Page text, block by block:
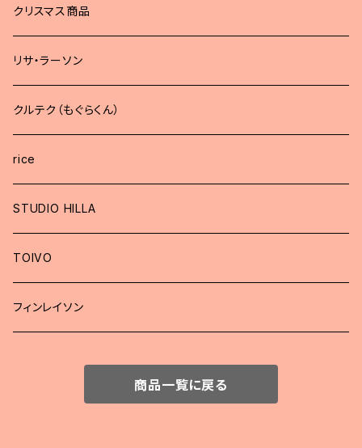
どうぶつブローチ
クリスマス商品
リサ・ラーソン
クルテク（もぐらくん）
rice
STUDIO HILLA
TOIVO
フィンレイソン
商品一覧に戻る